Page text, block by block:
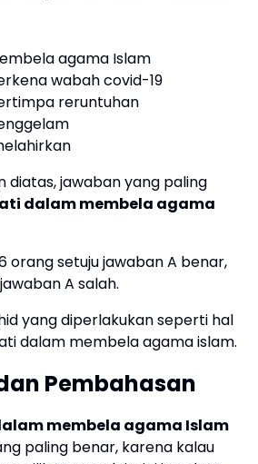
agama Islam
wabah covid-19
reruntuhan
diatas, jawaban yang paling
dalam membela agama
orang setuju jawaban A benar,
A salah.
yang diperlakukan seperti hal
dalam membela agama islam.
Pembahasan
membela agama Islam
paling benar, karena kalau